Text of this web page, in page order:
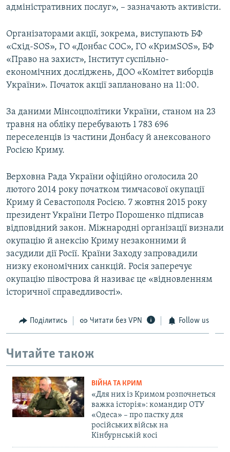
адміністративних послуг», – зазначають активісти.
Організаторами акції, зокрема, виступають БФ
«Схід-SOS», ГО «Донбас СОС», ГО «КримSOS», БФ
«Право на захист», Інститут суспільно-
економічних досліджень, ДОО «Комітет виборців
України». Початок акції заплановано на 11:00.
За даними Мінсоцполітики України, станом на 23
травня на обліку перебувають 1 783 696
переселенців із частини Донбасу й анексованого
Росією Криму.
Верховна Рада України офіційно оголосила 20
лютого 2014 року початком тимчасової окупації
Криму й Севастополя Росією. 7 жовтня 2015 року
президент України Петро Порошенко підписав
відповідний закон. Міжнародні організації визнали
окупацію й анексію Криму незаконними й
засудили дії Росії. Країни Заходу запровадили
низку економічних санкцій. Росія заперечує
окупацію півострова й називає це «відновленням
історичної справедливості».
Поділитись Читати без VPN Follow us
Читайте також
ВІЙНА ТА КРИМ
«Для них із Кримом розпочнеться
важка історія»: командир ОТУ
«Одеса» – про пастку для
російських військ на
Кінбурнській косі